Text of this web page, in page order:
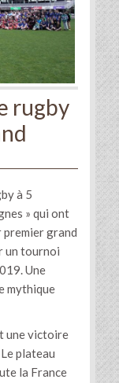
rugby
à 5
» qui ont
grand
un tournoi
Une
mythique
une victoire
plateau
la France